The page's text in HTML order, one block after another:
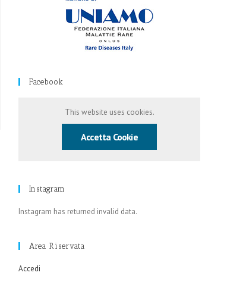
Facebook
This website uses cookies.
Accetta Cookie
Instagram
Instagram has returned invalid data.
Area Riservata
Accedi